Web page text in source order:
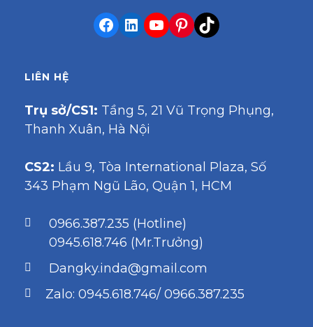
LIÊN HỆ
Trụ sở/CS1: Tầng 5, 21 Vũ Trọng Phụng,
Thanh Xuân, Hà Nội
CS2: Lầu 9, Tòa International Plaza, Số
343 Phạm Ngũ Lão, Quận 1, HCM
0966.387.235 (Hotline)
0945.618.746 (Mr.Trưởng)
Dangky.inda@gmail.com
Zalo: 0945.618.746/ 0966.387.235